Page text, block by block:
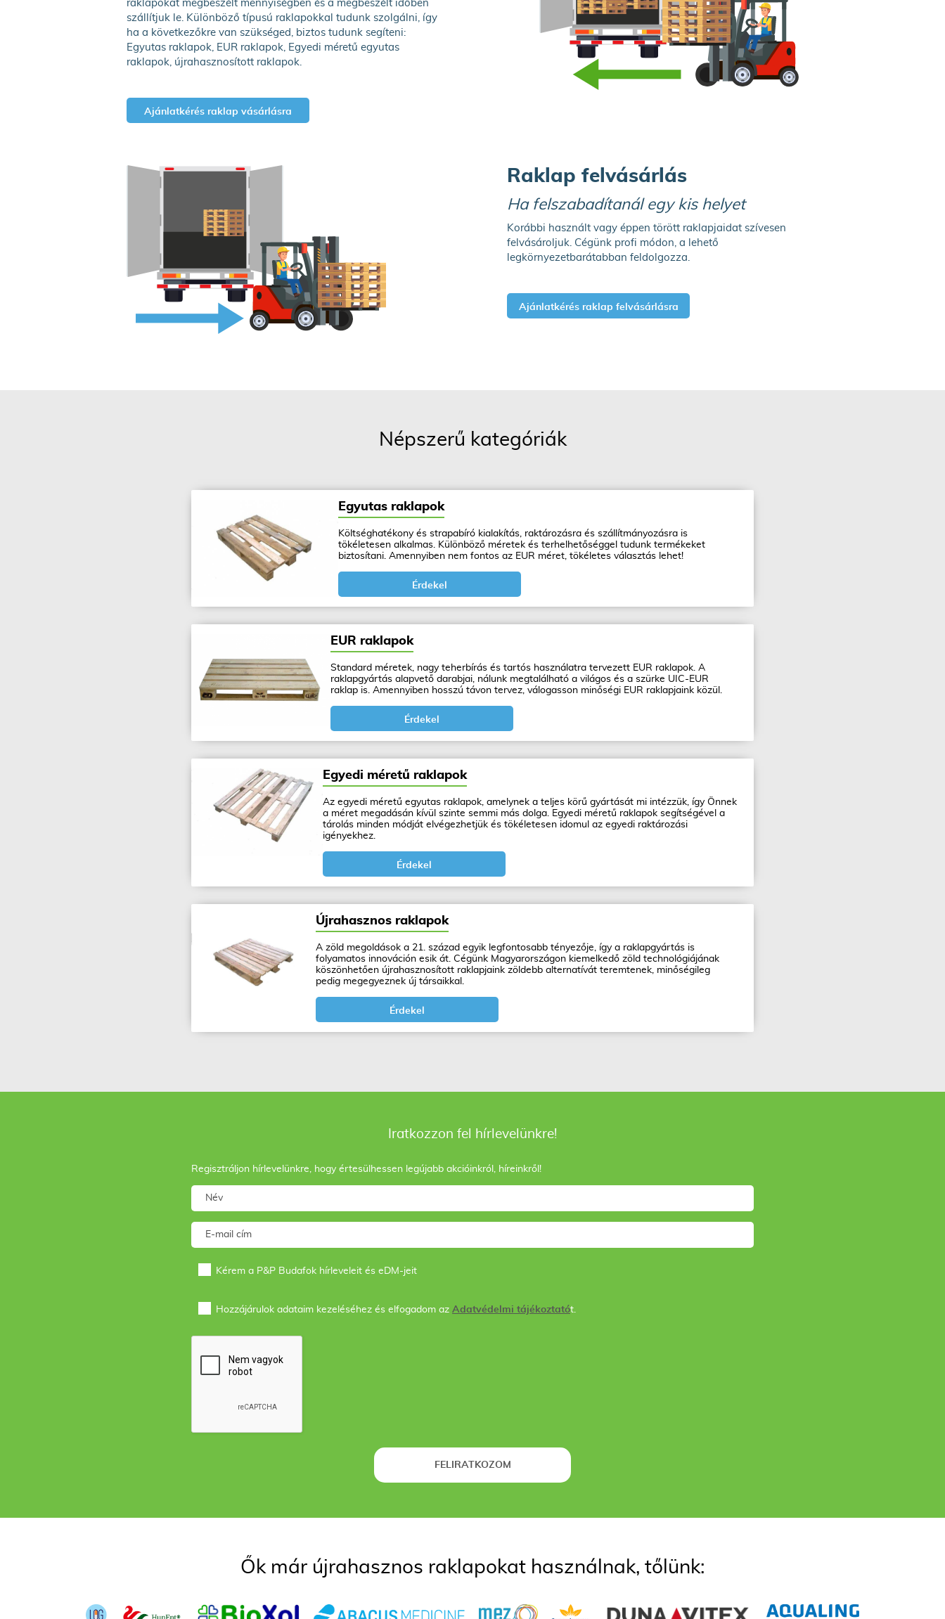
raklapokat megbeszélt mennyiségben és a megbeszélt időben
szállítjuk le. Különböző típusú raklapokkal tudunk szolgálni, így
ha a következőkre van szükséged, biztos tudunk segíteni:
Egyutas raklapok, EUR raklapok, Egyedi méretű egyutas
raklapok, újrahasznosított raklapok.
Ajánlatkérés raklap vásárlásra
Raklap felvásárlás
Ha felszabadítanál egy kis helyet
Korábbi használt vagy éppen törött raklapjaidat szívesen
felvásároljuk. Cégünk profi módon, a lehető
legkörnyezetbarátabban feldolgozza.
Ajánlatkérés raklap felvásárlásra
Népszerű kategóriák
Egyutas raklapok
Költséghatékony és strapabíró kialakítás, raktározásra és szállítmányozásra is
tökéletesen alkalmas. Különböző méretek és terhelhetőséggel tudunk termékeket
biztosítani. Amennyiben nem fontos az EUR méret, tökéletes választás lehet!
Érdekel
EUR raklapok
Standard méretek, nagy teherbírás és tartós használatra tervezett EUR raklapok. A
raklapgyártás alapvető darabjai, nálunk megtalálható a világos és a szürke UIC-EUR
raklap is. Amennyiben hosszú távon tervez, válogasson minőségi EUR raklapjaink közül.
Érdekel
Egyedi méretű raklapok
Az egyedi méretű egyutas raklapok, amelynek a teljes körű gyártását mi intézzük, így Önnek
a méret megadásán kívül szinte semmi más dolga. Egyedi méretű raklapok segítségével a
tárolás minden módját elvégezhetjük és tökéletesen idomul az egyedi raktározási
igényekhez.
Érdekel
Újrahasznos raklapok
A zöld megoldások a 21. század egyik legfontosabb tényezője, így a raklapgyártás is
folyamatos innováción esik át. Cégünk Magyarországon kiemelkedő zöld technológiájának
köszönhetően újrahasznosított raklapjaink zöldebb alternatívát teremtenek, minőségileg
pedig megegyeznek új társaikkal.
Érdekel
Iratkozzon fel hírlevelünkre!
Regisztráljon hírlevelünkre, hogy értesülhessen legújabb akcióinkról, híreinkről!
Kérem a P&P Budafok hírleveleit és eDM-jeit
Hozzájárulok adataim kezeléséhez és elfogadom az Adatvédelmi tájékoztatót.
FELIRATKOZOM
Ők már újrahasznos raklapokat használnak, tőlünk: